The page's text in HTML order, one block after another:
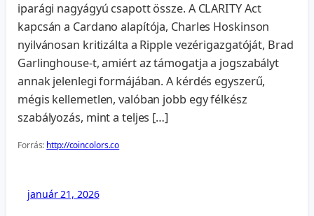
iparági nagyágyú csapott össze. A CLARITY Act
kapcsán a Cardano alapítója, Charles Hoskinson
nyilvánosan kritizálta a Ripple vezérigazgatóját, Brad
Garlinghouse-t, amiért az támogatja a jogszabályt
annak jelenlegi formájában. A kérdés egyszerű,
mégis kellemetlen, valóban jobb egy félkész
szabályozás, mint a teljes […]
Forrás: http://coincolors.co
január 21, 2026